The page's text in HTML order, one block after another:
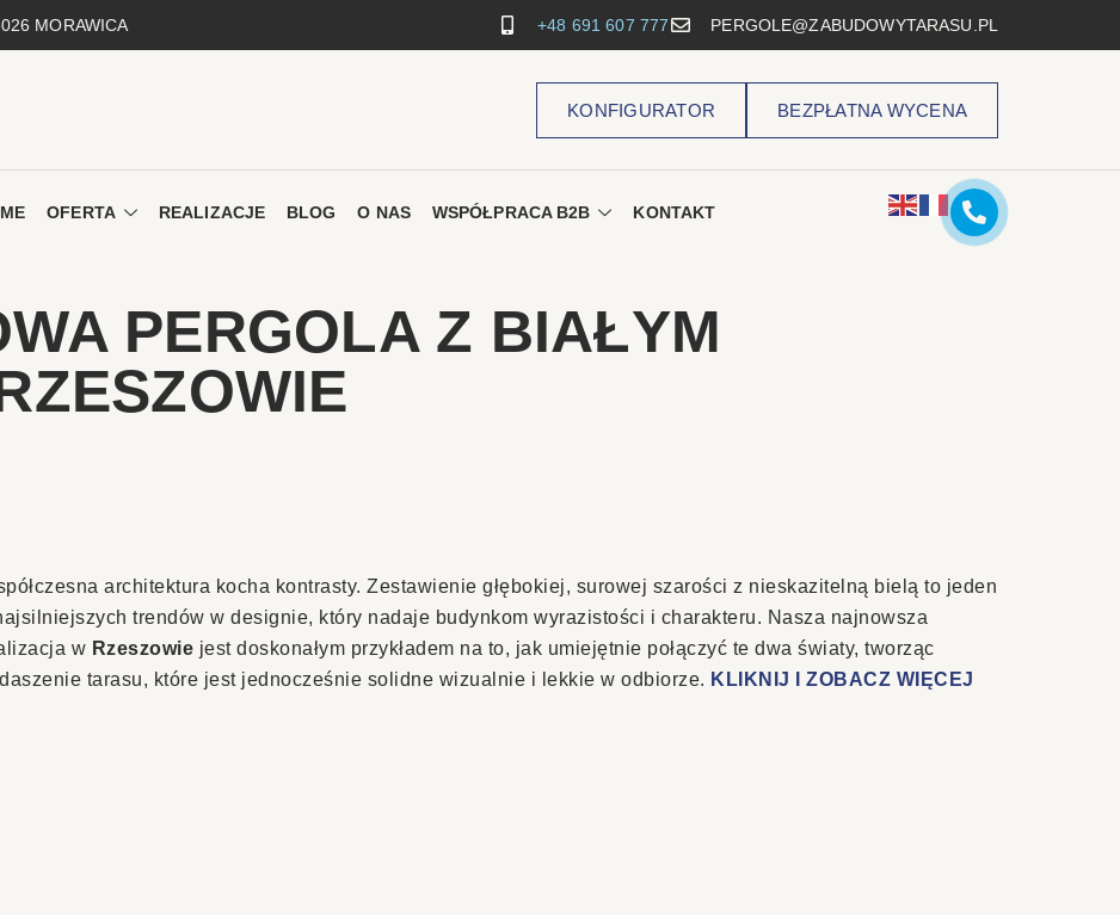
MORAWICA +48 691 607 777 PERGOLE@ZABUDOWYTARASU.PL
KONFIGURATOR BEZPŁATNA WYCENA
OFERTA REALIZACJE BLOG O NAS WSPÓŁPRACA B2B KONTAKT
PERGOLA Z BIAŁYM
architektura kocha kontrasty. Zestawienie głębokiej, surowej szarości z nieskazitelną bielą to jeden
trendów w designie, który nadaje budynkom wyrazistości i charakteru. Nasza najnowsza
w Rzeszowie jest doskonałym przykładem na to, jak umiejętnie połączyć te dwa światy, tworząc
tarasu, które jest jednocześnie solidne wizualnie i lekkie w odbiorze. KLIKNIJ I ZOBACZ WIĘCEJ